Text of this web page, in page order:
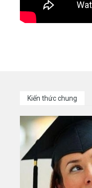
Kiến thức chung